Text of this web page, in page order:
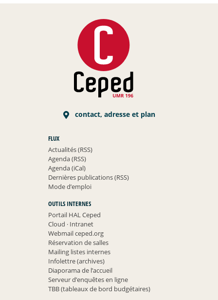
contact, adresse et plan
FLUX
Actualités (RSS)
Agenda (RSS)
Agenda (iCal)
Dernières publications (RSS)
Mode d’emploi
OUTILS INTERNES
Portail HAL Ceped
Cloud ·Intranet
Webmail ceped.org
Réservation de salles
Mailing listes internes
Infolettre (archives)
Diaporama de l’accueil
Serveur d’enquêtes en ligne
TBB (tableaux de bord budgétaires)